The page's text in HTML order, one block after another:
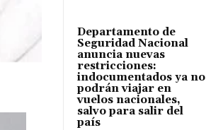
Departamento de
Seguridad Nacional
anuncia nuevas
restricciones:
indocumentados ya no
podrán viajar en
vuelos nacionales,
salvo para salir del
país